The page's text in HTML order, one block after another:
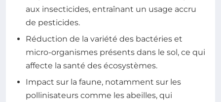
aux insecticides, entraînant un usage accru
de pesticides.
Réduction de la variété des bactéries et
micro-organismes présents dans le sol, ce qui
affecte la santé des écosystèmes.
Impact sur la faune, notamment sur les
pollinisateurs comme les abeilles, qui